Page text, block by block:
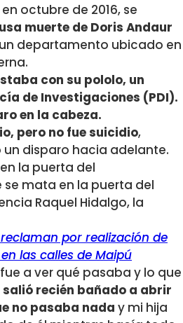
octubre de 2016, se
muerte de Doris Andaur
departamento ubicado en
con su pololo, un
de Investigaciones (PDI).
en la cabeza.
pero no fue suicidio,
disparo hacia adelante.
la puerta del
mata en la puerta del
Raquel Hidalgo, la
por realización de
las calles de Maipú
a ver qué pasaba y lo que
salió recién bañado a abrir
no pasaba nada y mi hija